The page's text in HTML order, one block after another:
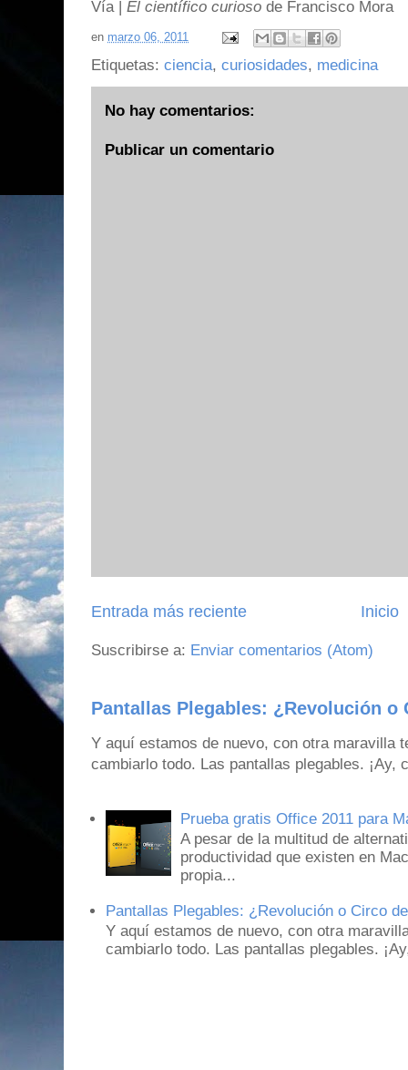
Vía | El científico curioso de Francisco Mora
en marzo 06, 2011
Etiquetas: ciencia, curiosidades, medicina
No hay comentarios:
Publicar un comentario
Entrada más reciente Inicio
Suscribirse a: Enviar comentarios (Atom)
Pantallas Plegables: ¿Revolución o
Y aquí estamos de nuevo, con otra maravilla
cambiarlo todo. Las pantallas plegables. ¡Ay,
Prueba gratis Office 2011 para
A pesar de la multitud de
productividad que existen en
propia...
Pantallas Plegables: ¿Revolución o Circo
Y aquí estamos de nuevo, con otra
cambiarlo todo. Las pantallas plegables.